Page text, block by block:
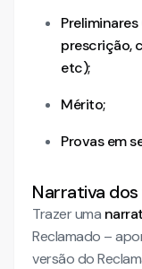
prescrição,
etc);
Mérito;
Provas em
Narrativa
Trazer uma
Reclamado –
versão do